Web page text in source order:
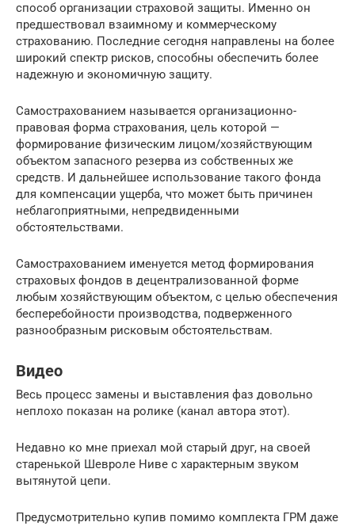
способ организации страховой защиты. Именно он
предшествовал взаимному и коммерческому
страхованию. Последние сегодня направлены на более
широкий спектр рисков, способны обеспечить более
надежную и экономичную защиту.
Самострахованием называется организационно-
правовая форма страхования, цель которой —
формирование физическим лицом/хозяйствующим
объектом запасного резерва из собственных же
средств. И дальнейшее использование такого фонда
для компенсации ущерба, что может быть причинен
неблагоприятными, непредвиденными
обстоятельствами.
Самострахованием именуется метод формирования
страховых фондов в децентрализованной форме
любым хозяйствующим объектом, с целью обеспечения
бесперебойности производства, подверженного
разнообразным рисковым обстоятельствам.
Видео
Весь процесс замены и выставления фаз довольно
неплохо показан на ролике (канал автора этот).
Недавно ко мне приехал мой старый друг, на своей
старенькой Шевроле Ниве с характерным звуком
вытянутой цепи.
Предусмотрительно купив помимо комплекта ГРМ даже